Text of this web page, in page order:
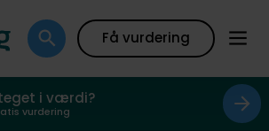
Få vurdering
i værdi?
vurdering